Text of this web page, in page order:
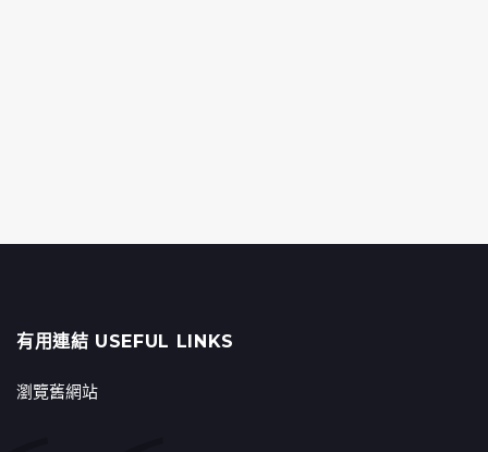
有用連結 USEFUL LINKS
瀏覽舊網站